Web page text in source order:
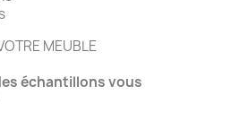
MEUBLE
échantillons vous